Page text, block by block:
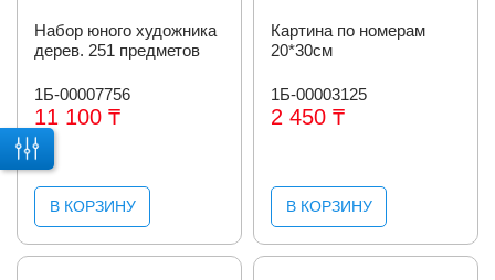
Набор юного художника
дерев. 251 предметов
1Б-00007756
11 100 ₸
В КОРЗИНУ
Картина по номерам
20*30см
1Б-00003125
2 450 ₸
В КОРЗИНУ